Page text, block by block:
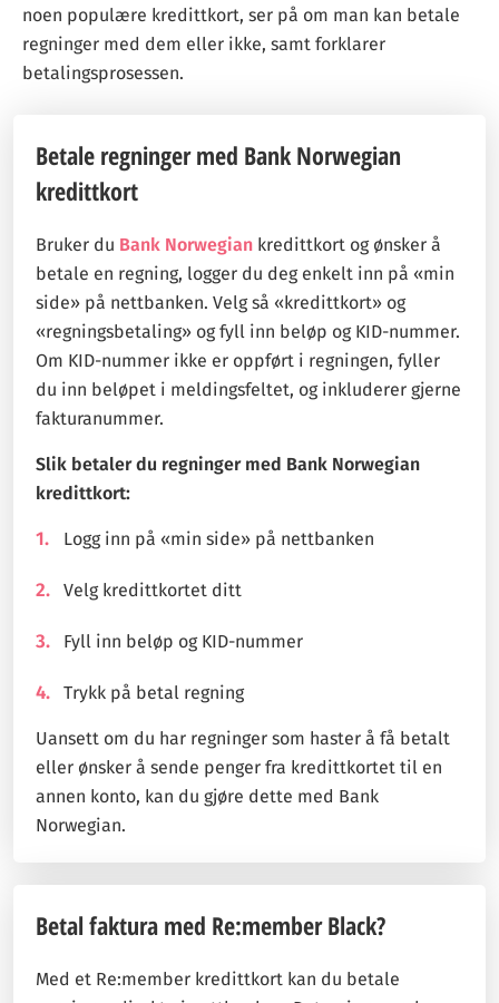
noen populære kredittkort, ser på om man kan betale
regninger med dem eller ikke, samt forklarer
betalingsprosessen.
Betale regninger med Bank Norwegian
kredittkort
Bruker du Bank Norwegian kredittkort og ønsker å
betale en regning, logger du deg enkelt inn på «min
side» på nettbanken. Velg så «kredittkort» og
«regningsbetaling» og fyll inn beløp og KID-nummer.
Om KID-nummer ikke er oppført i regningen, fyller
du inn beløpet i meldingsfeltet, og inkluderer gjerne
fakturanummer.
Slik betaler du regninger med Bank Norwegian
kredittkort:
Logg inn på «min side» på nettbanken
Velg kredittkortet ditt
Fyll inn beløp og KID-nummer
Trykk på betal regning
Uansett om du har regninger som haster å få betalt
eller ønsker å sende penger fra kredittkortet til en
annen konto, kan du gjøre dette med Bank
Norwegian.
Betal faktura med Re:member Black?
Med et Re:member kredittkort kan du betale